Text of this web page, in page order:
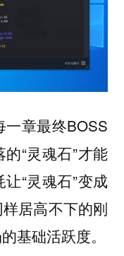
章最终BOSS
“灵魂石”才能
“灵魂石”变成
居高不下的刚
基础活跃度。